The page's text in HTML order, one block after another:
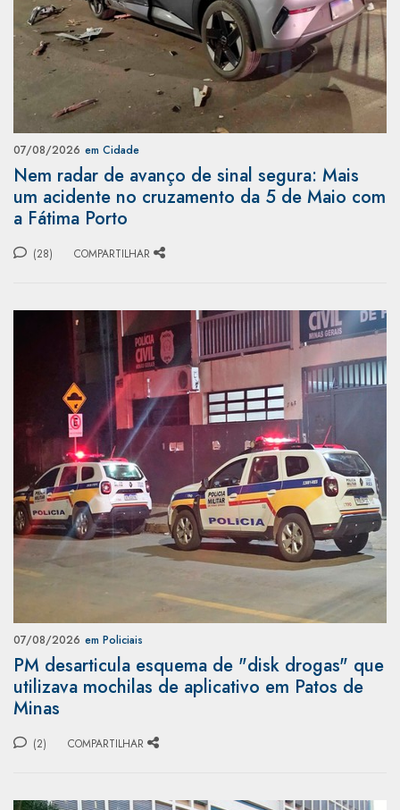
07/08/2026 em Cidade
Nem radar de avanço de sinal segura: Mais
um acidente no cruzamento da 5 de Maio com
a Fátima Porto
(28) COMPARTILHAR
07/08/2026 em Policiais
PM desarticula esquema de "disk drogas" que
utilizava mochilas de aplicativo em Patos de
Minas
(2) COMPARTILHAR